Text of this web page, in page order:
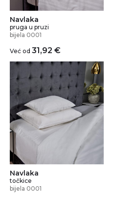
Navlaka
pruga u pruzi
bijela 0001
Već od 31,92 €
Navlaka
točkice
bijela 0001